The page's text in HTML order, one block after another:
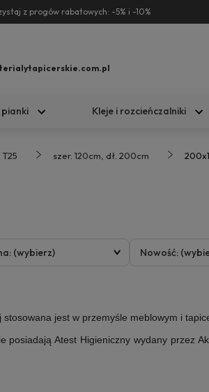
z progów rabatowych: -5% i -10%
Kleje i rozcieńczalniki
T25 szer. 120cm, dł. 200cm
(wybierz) Nowość:
stosowana jest w przemyśle meblowym i
posiadają Atest Higieniczny wydany przez